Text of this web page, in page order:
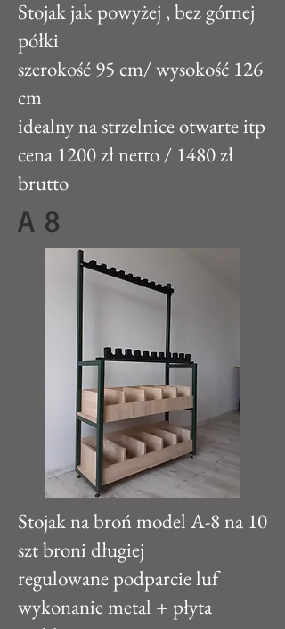
Stojak jak powyżej , bez górnej
półki
szerokość 95 cm/ wysokość 126
cm
idealny na strzelnice otwarte itp
cena 1200 zł netto / 1480 zł
brutto
A 8
Stojak na broń model A-8 na 10
szt broni długiej
regulowane podparcie luf
wykonanie metal + płyta